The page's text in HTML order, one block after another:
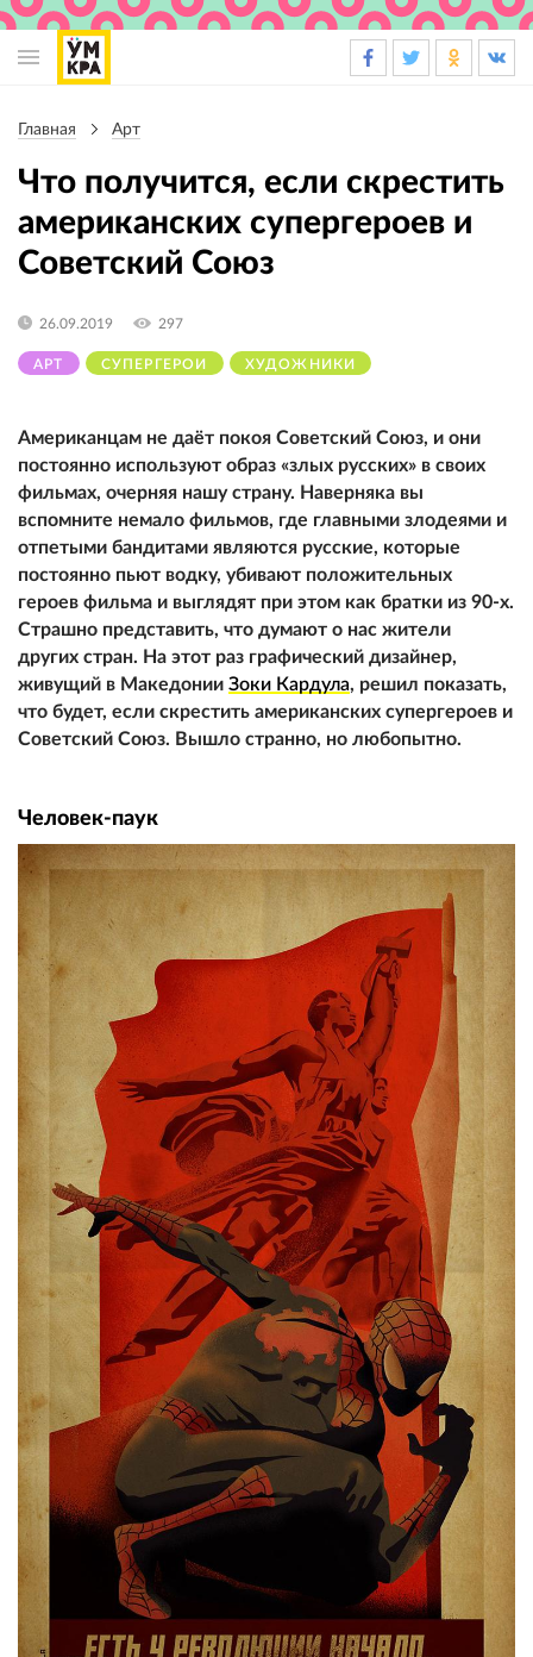
навигации
Главная Арт
Что получится, если скрестить
американских супергероев и
Советский Союз
АРТ СУПЕРГЕРОИ ХУДОЖНИКИ
26.09.2019 297
Американцам не даёт покоя Советский Союз, и они
постоянно используют образ «злых русских» в своих
фильмах, очерняя нашу страну. Наверняка вы
вспомните немало фильмов, где главными злодеями и
отпетыми бандитами являются русские, которые
постоянно пьют водку, убивают положительных
героев фильма и выглядят при этом как братки из 90-х.
Страшно представить, что думают о нас жители
других стран. На этот раз графический дизайнер,
живущий в Македонии Зоки Кардула, решил показать,
что будет, если скрестить американских супергероев и
Советский Союз. Вышло странно, но любопытно.
Человек-паук